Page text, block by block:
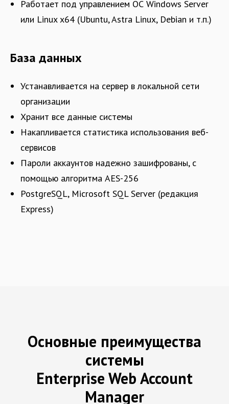
Работает под управлением ОС Windows Server
или Linux x64 (Ubuntu, Astra Linux, Debian и т.п.)
База данных
Устанавливается на сервер в локальной сети
организации
Хранит все данные системы
Накапливается статистика использования веб-
сервисов
Пароли аккаунтов надежно зашифрованы, с
помощью алгоритма AES-256
PostgreSQL, Microsoft SQL Server (редакция
Express)
Основные преимущества
системы
Enterprise Web Account
Manager